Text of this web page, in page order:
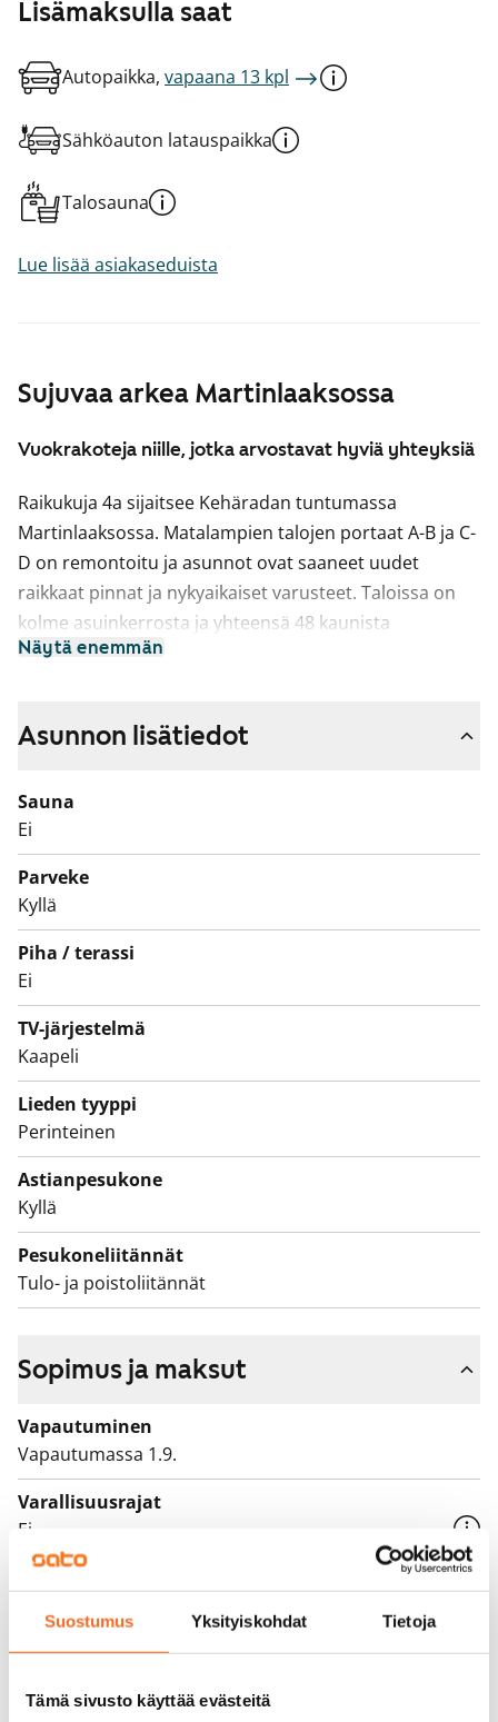
Suostumus Yksityiskohdat Tietoja
Tämä sivusto käyttää evästeitä
Sujuvaa arkea Martinlaaksossa
Vuokrakoteja niille, jotka arvostavat hyviä yhteyksiä
Raikukuja 4a sijaitsee Kehäradan tuntumassa
Martinlaaksossa. Matalampien talojen portaat A-B ja C-
D on remontoitu ja asunnot ovat saaneet uudet
raikkaat pinnat ja nykyaikaiset varusteet. Taloissa on
kolme asuinkerrosta ja yhteensä 48 kaunista
vuokrakotia, napakoista yksiöistä 3h+k -asuntoihin.
parvekkeet tuovat ilmavuutta ja lisää oleskelutilaa
asunnot ovat kodikkaita ja niissä on helposti
kalustettavat, selkeät pohjaratkaisut. Kaikissa
asunnoissa on parvekkeet.
Näytä enemmän
Lisämaksulla saat
Autopaikka, vapaana 13 kpl
Sähköauton latauspaikka
Talosauna
Lue lisää asiakaseduista
Asunnon lisätiedot
Sauna
Ei
Parveke
Kyllä
Piha / terassi
Ei
TV-järjestelmä
Kaapeli
Lieden tyyppi
Perinteinen
Astianpesukone
Kyllä
Pesukoneliitännät
Tulo- ja poistoliitännät
Sopimus ja maksut
Vapautuminen
Vapautumassa 1.9.
Varallisuusrajat
Ei
Vuokravakuus